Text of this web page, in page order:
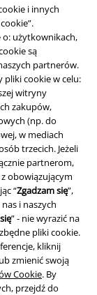
i innych
o: użytkownikach,
są
partnerów.
cookie w celu:
witryny
zakupów,
(np. do
w mediach
trzecich. Jeżeli
partnerom,
obowiązującym
“Zgadzam się”,
i naszych
” - nie wyrazić na
pliki cookie.
kliknij
zmienić swoją
Cookie. By
przejdź do